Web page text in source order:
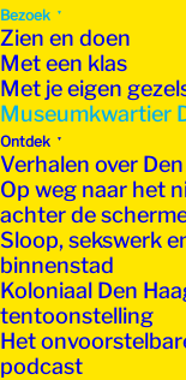
Bezoek
Zien en doen
Met een klas
Met je eigen
Museumkwartier
Ontdek
Verhalen over
Op weg naar het
achter de
Sloop, sekswerk
binnenstad
Koloniaal Den
tentoonstelling
Het
podcast